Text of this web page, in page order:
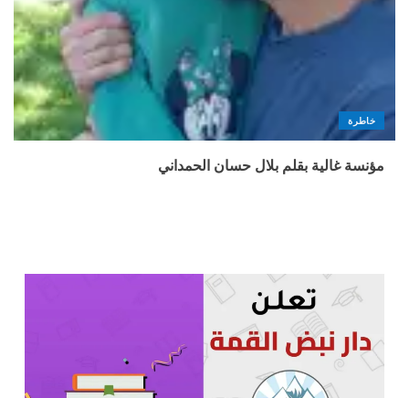
خاطرة
مؤنسة غالية بقلم بلال حسان الحمداني